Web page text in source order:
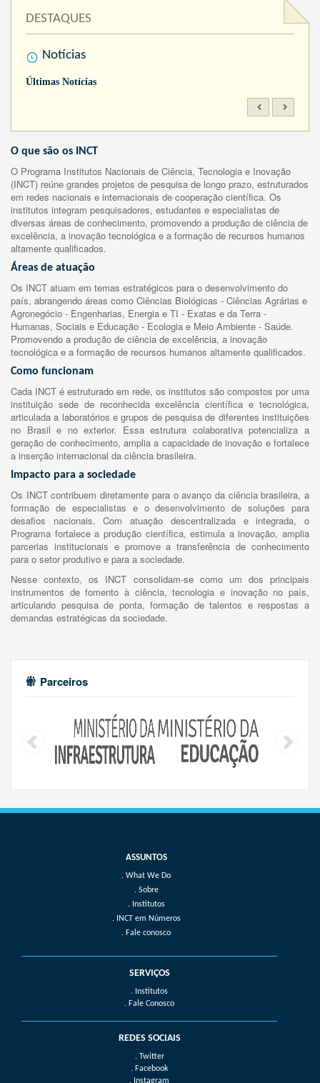
DESTAQUES
Notícias
Últimas Notícias
O que são os INCT
O Programa Institutos Nacionais de Ciência, Tecnologia e Inovação
(INCT) reúne grandes projetos de pesquisa de longo prazo, estruturados
em redes nacionais e internacionais de cooperação científica. Os
institutos integram pesquisadores, estudantes e especialistas de
diversas áreas de conhecimento, promovendo a produção de ciência de
excelência, a inovação tecnológica e a formação de recursos humanos
altamente qualificados.
Áreas de atuação
Os INCT atuam em temas estratégicos para o desenvolvimento do
país, abrangendo áreas como Ciências Biológicas - Ciências Agrárias e
Agronegócio - Engenharias, Energia e TI - Exatas e da Terra -
Humanas, Sociais e Educação - Ecologia e Meio Ambiente - Saúde.
Promovendo a produção de ciência de excelência, a inovação
tecnológica e a formação de recursos humanos altamente qualificados.
Como funcionam
Cada INCT é estruturado em rede, os institutos são compostos por uma
instituição sede de reconhecida excelência científica e tecnológica,
articulada a laboratórios e grupos de pesquisa de diferentes instituições
no Brasil e no exterior. Essa estrutura colaborativa potencializa a
geração de conhecimento, amplia a capacidade de inovação e fortalece
a inserção internacional da ciência brasileira.
Impacto para a sociedade
Os INCT contribuem diretamente para o avanço da ciência brasileira, a
formação de especialistas e o desenvolvimento de soluções para
desafios nacionais. Com atuação descentralizada e integrada, o
Programa fortalece a produção científica, estimula a inovação, amplia
parcerias institucionais e promove a transferência de conhecimento
para o setor produtivo e para a sociedade.
Nesse contexto, os INCT consolidam-se como um dos principais
instrumentos de fomento à ciência, tecnologia e inovação no país,
articulando pesquisa de ponta, formação de talentos e respostas a
demandas estratégicas da sociedade.
Parceiros
What We Do
Sobre
Institutos
INCT em Números
Fale conosco
SERVIÇOS
. Institutos
. Fale Conosco
REDES SOCIAIS
. Twitter
. Facebook
. Instagram